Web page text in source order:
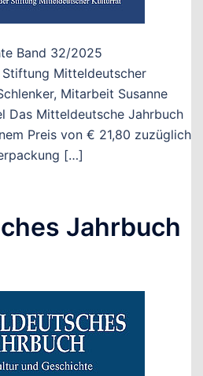
Band 32/2025
Mitteldeutscher
Mitarbeit Susanne
Das Mitteldeutsche Jahrbuch
Preis von € 21,80 zuzüglich
[…]
Jahrbuch